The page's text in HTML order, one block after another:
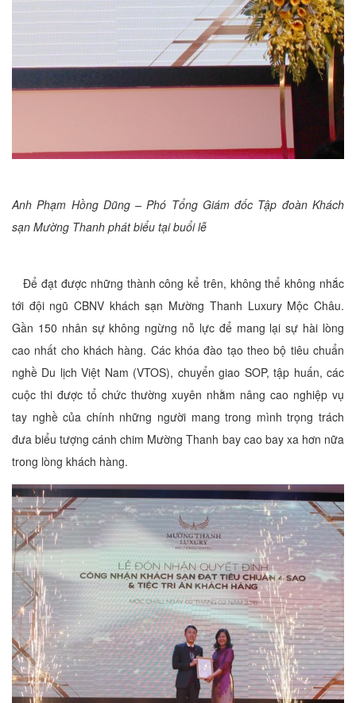
Anh Phạm Hồng Dũng – Phó Tổng Giám đốc Tập đoàn Khách
sạn Mường Thanh phát biểu tại buổi lễ
Để đạt được những thành công kể trên, không thể không nhắc
tới đội ngũ CBNV khách sạn Mường Thanh Luxury Mộc Châu.
Gần 150 nhân sự không ngừng nỗ lực để mang lại sự hài lòng
cao nhất cho khách hàng. Các khóa đào tạo theo bộ tiêu chuẩn
nghề Du lịch Việt Nam (VTOS), chuyển giao SOP, tập huấn, các
cuộc thi được tổ chức thường xuyên nhằm nâng cao nghiệp vụ
tay nghề của chính những người mang trong mình trọng trách
đưa biểu tượng cánh chim Mường Thanh bay cao bay xa hơn nữa
trong lòng khách hàng.